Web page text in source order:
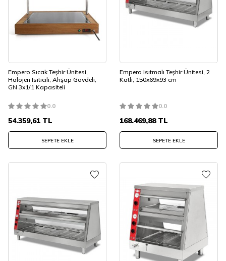
Empero Sıcak Teşhir Ünitesi,
Halojen Isıtıcılı, Ahşap Gövdeli,
GN 3x1/1 Kapasiteli
0.0
54.359,61 TL
SEPETE EKLE
Empero Isıtmalı Teşhir Ünitesi, 2
Katlı, 150x69x93 cm
0.0
168.469,88TL
SEPETE EKLE